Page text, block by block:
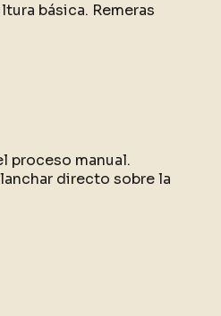
básica. Remeras
proceso manual.
directo sobre la